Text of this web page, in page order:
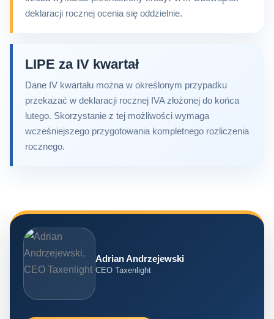
deklaracji rocznej ocenia się oddzielnie.
LIPE za IV kwartał
Dane IV kwartału można w określonym przypadku
przekazać w deklaracji rocznej IVA złożonej do końca
lutego. Skorzystanie z tej możliwości wymaga
wcześniejszego przygotowania kompletnego rozliczenia
rocznego.
Adrian Andrzejewski
CEO Taxenlight